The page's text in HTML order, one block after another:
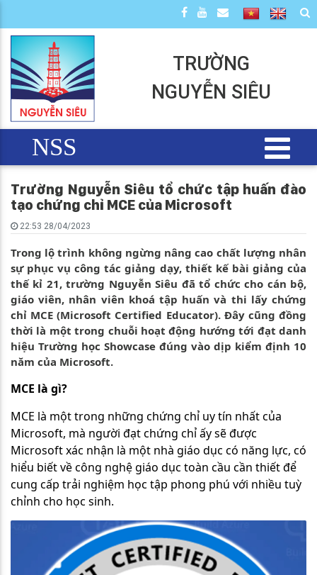
TRƯỜNG
NGUYỄN SIÊU
NSS
Trường Nguyễn Siêu tổ chức tập huấn đào
tạo chứng chỉ MCE của Microsoft
22:53 28/04/2023
Trong lộ trình không ngừng nâng cao chất lượng nhân
sự phục vụ công tác giảng dạy, thiết kế bài giảng của
thế kỉ 21, trường Nguyễn Siêu đã tổ chức cho cán bộ,
giáo viên, nhân viên khoá tập huấn và thi lấy chứng
chỉ MCE (Microsoft Certified Educator). Đây cũng đồng
thời là một trong chuỗi hoạt động hướng tới đạt danh
hiệu Trường học Showcase đúng vào dịp kiểm định 10
năm của Microsoft.
MCE là gì?
MCE là một trong những chứng chỉ uy tín nhất của
Microsoft, mà người đạt chứng chỉ ấy sẽ được
Microsoft xác nhận là một nhà giáo dục có năng lực, có
hiểu biết về công nghệ giáo dục toàn cầu cần thiết để
cung cấp trải nghiệm học tập phong phú với nhiều tuỳ
chỉnh cho học sinh.